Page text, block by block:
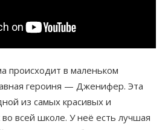
происходит в маленьком
героиня — Дженифер. Эта
из самых красивых и
всей школе. У неё есть лучшая